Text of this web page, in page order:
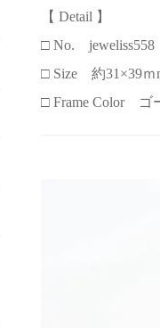
【 Detail 】
□ No. jeweliss558
□ Size 約31×39ｍ
□ Frame Color ゴ